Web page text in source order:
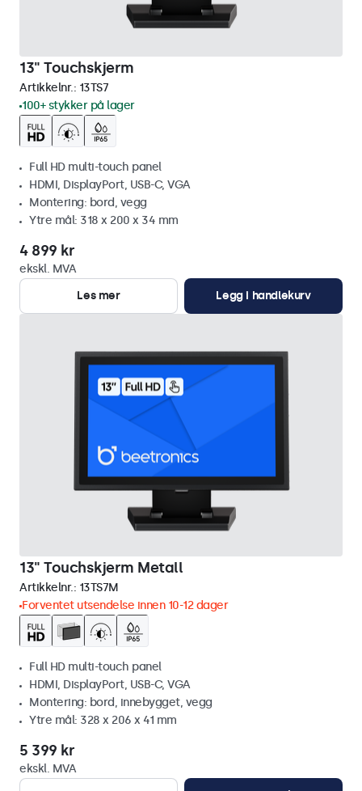
13" Touchskjerm
Artikkelnr.: 13TS7
100+ stykker på lager
Full HD multi-touch panel
HDMI, DisplayPort, USB-C, VGA
Montering: bord, vegg
Ytre mål: 318 x 200 x 34 mm
4 899 kr
ekskl. MVA
Les mer
Legg i handlekurv
13" Touchskjerm Metall
Artikkelnr.: 13TS7M
Forventet utsendelse innen 10-12 dager
Full HD multi-touch panel
HDMI, DisplayPort, USB-C, VGA
Montering: bord, innebygget, vegg
Ytre mål: 328 x 206 x 41 mm
5 399 kr
ekskl. MVA